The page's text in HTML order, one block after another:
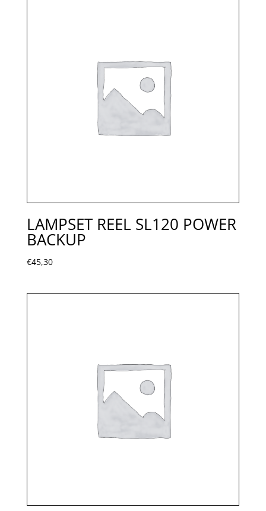
LAMPSET REEL SL120 POWER
BACKUP
€45,30